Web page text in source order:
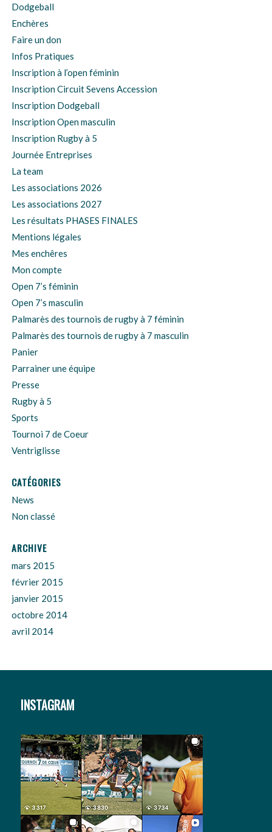
Dodgeball
Enchères
Faire un don
Infos Pratiques
Inscription à l’open féminin
Inscription Circuit Sevens Accession
Inscription Dodgeball
Inscription Open masculin
Inscription Rugby à 5
Journée Entreprises
La team
Les associations 2026
Les associations 2027
Les résultats PHASES FINALES
Mentions légales
Mes enchêres
Mon compte
Open 7’s féminin
Open 7’s masculin
Palmarès des tournois de rugby à 7 féminin
Palmarès des tournois de rugby à 7 masculin
Panier
Parrainer une équipe
Presse
Rugby à 5
Sports
Tournoi 7 de Coeur
Ventriglisse
CATÉGORIES
News
Non classé
ARCHIVE
mars 2015
février 2015
janvier 2015
octobre 2014
avril 2014
INSTAGRAM